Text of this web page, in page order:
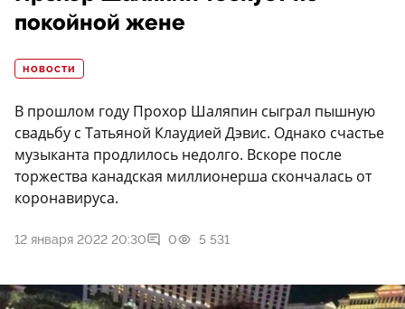
покойной жене
НОВОСТИ
В прошлом году Прохор Шаляпин сыграл пышную
свадьбу с Татьяной Клаудией Дэвис. Однако счастье
музыканта продлилось недолго. Вскоре после
торжества канадская миллионерша скончалась от
коронавируса.
12 января 2022 20:30 0 5 531